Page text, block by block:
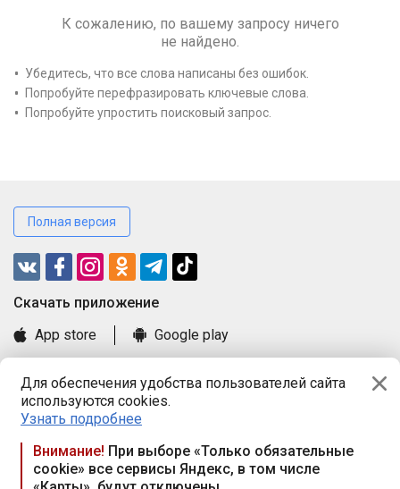
Для обеспечения удобства пользователей сайта
используются cookies.
Узнать подробнее
Внимание! При выборе «Только обязательные
cookie» все сервисы Яндекс, в том числе
К сожалению, по вашему запросу ничего
не найдено.
Убедитесь, что все слова написаны без ошибок.
Попробуйте перефразировать ключевые слова.
Попробуйте упростить поисковый запрос.
Полная версия
Cкачать приложение
App store
Google play
Книга замечаний и предложений
Правила и документы
Praca.by © 2000—2026, ООО «ПРАЦА БАЙ»
Республика Беларусь, 220114, г. Минск, пр-т Независимости
117а, пом. № 9.